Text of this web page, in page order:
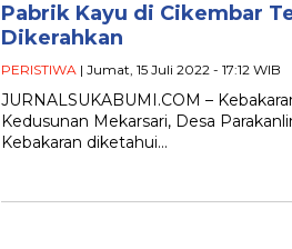
Pabrik Kayu di Cikembar
Dikerahkan
PERISTIWA | Jumat, 15 Juli 2022 - 17:12 WIB
JURNALSUKABUMI.COM –
Kedusunan Mekarsari, Desa
Kebakaran diketahui…